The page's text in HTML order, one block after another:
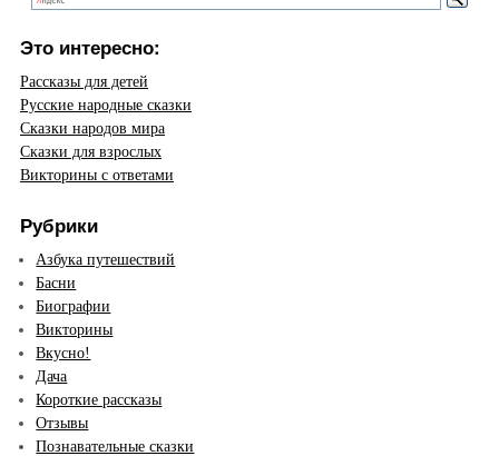
Это интересно:
Рассказы для детей
Русские народные сказки
Сказки народов мира
Сказки для взрослых
Викторины с ответами
Рубрики
Азбука путешествий
Басни
Биографии
Викторины
Вкусно!
Дача
Короткие рассказы
Отзывы
Познавательные сказки